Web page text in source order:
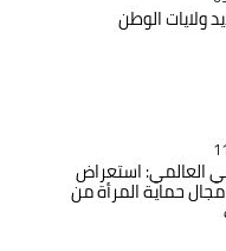
الوطن
العالمي: استعراض
حماية المرأة من